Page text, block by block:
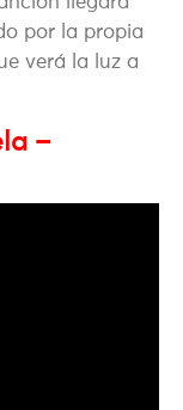
por la propia
verá la luz a
–